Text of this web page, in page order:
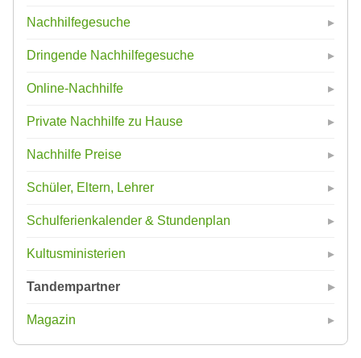
Nachhilfegesuche
Dringende Nachhilfegesuche
Online-Nachhilfe
Private Nachhilfe zu Hause
Nachhilfe Preise
Schüler, Eltern, Lehrer
Schulferienkalender & Stundenplan
Kultusministerien
Tandempartner
Magazin